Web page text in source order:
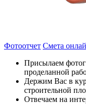
Фотоотчет Смета
Присылаем
проделанной
Держим Вас в
строительной
Отвечаем на